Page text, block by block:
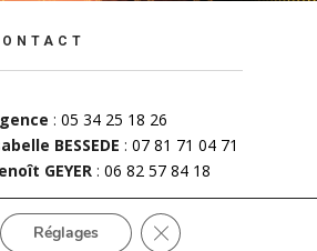
: 05 34 25 18 26
BESSEDE : 07 81 71 04 71
GEYER: 06 82 57 84 18
Réglages Fermer la bannière